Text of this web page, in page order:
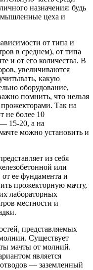
назначения: будь
цеха и
от типа и
в среднем), от типа
и от его количества. В
увеличиваются
какую
оборудование,
помнить, что нельзя
Так на
не более 10
15-20, а на
можно установить и
из себя
или
ее фундамента и
прожекторную мачту,
лабораторных
местности и
представляемых
Существует
мачты от молний.
является
— заземленный